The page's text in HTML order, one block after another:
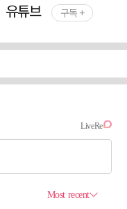
유튜브 구독 +